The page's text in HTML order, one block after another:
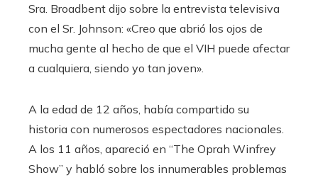
Sra. Broadbent dijo sobre la entrevista televisiva
con el Sr. Johnson: «Creo que abrió los ojos de
mucha gente al hecho de que el VIH puede afectar
a cualquiera, siendo yo tan joven».
A la edad de 12 años, había compartido su
historia con numerosos espectadores nacionales.
A los 11 años, apareció en “The Oprah Winfrey
Show” y habló sobre los innumerables problemas